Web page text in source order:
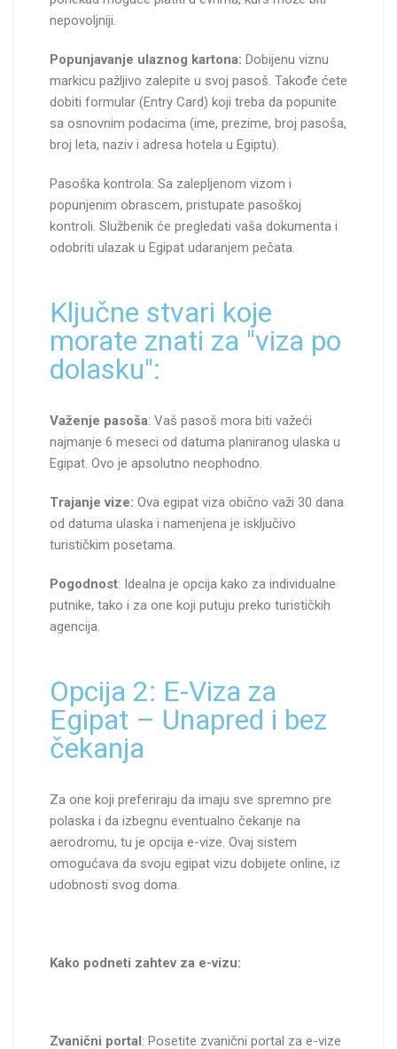
nepovoljniji.
Popunjavanje ulaznog kartona: Dobijenu viznu
markicu pažljivo zalepite u svoj pasoš. Takođe ćete
dobiti formular (Entry Card) koji treba da popunite
sa osnovnim podacima (ime, prezime, broj pasoša,
broj leta, naziv i adresa hotela u Egiptu).
Pasoška kontrola: Sa zalepljenom vizom i
popunjenim obrascem, pristupate pasoškoj
kontroli. Službenik će pregledati vaša dokumenta i
odobriti ulazak u Egipat udaranjem pečata.
Ključne stvari koje
morate znati za "viza po
dolasku":
Važenje pasoša: Vaš pasoš mora biti važeći
najmanje 6 meseci od datuma planiranog ulaska u
Egipat. Ovo je apsolutno neophodno.
Trajanje vize: Ova egipat viza obično važi 30 dana
od datuma ulaska i namenjena je isključivo
turističkim posetama.
Pogodnost: Idealna je opcija kako za individualne
putnike, tako i za one koji putuju preko turističkih
agencija.
Opcija 2: E-Viza za
Egipat – Unapred i bez
čekanja
Za one koji preferiraju da imaju sve spremno pre
polaska i da izbegnu eventualno čekanje na
aerodromu, tu je opcija e-vize. Ovaj sistem
omogućava da svoju egipat vizu dobijete online, iz
udobnosti svog doma.
Kako podneti zahtev za e-vizu:
Zvanični portal: Posetite zvanični portal za e-vize